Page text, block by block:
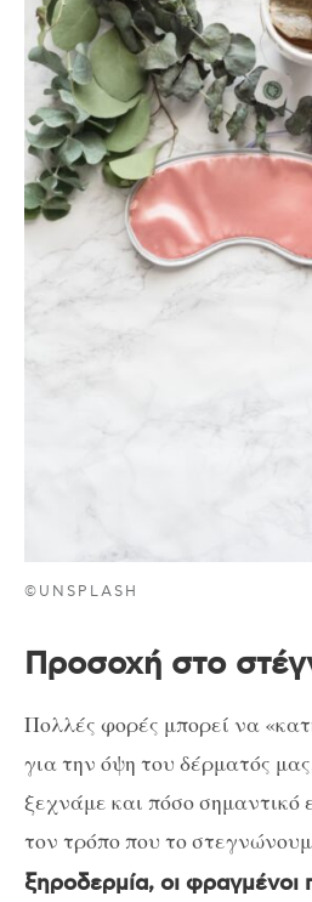
©UNSPLASH
Προσοχή στο
Πολλές φορές μπορεί να
για την όψη του δέρματός
ξεχνάμε και πόσο σημαντικό
τον τρόπο που το
ξηροδερμία, οι φραγμένοι